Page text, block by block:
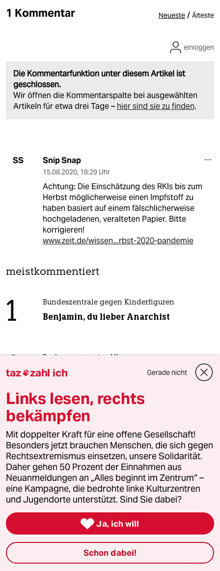
1 Kommentar Neueste / Älteste
Die Kommentarfunktion unter diesem Artikel ist
geschlossen.
Wir öffnen die Kommentarspalte bei ausgewählten
Artikeln für etwa drei Tage – hier sind sie zu finden.
einloggen
SS Snip Snap
15.08.2020, 18:29 Uhr
Achtung: Die Einschätzung des RKIs bis zum
Herbst möglicherweise einen Impfstoff zu
haben basiert auf einem fälschlicherweise
hochgeladenen, veralteten Papier. Bitte
korrigieren!
www.zeit.de/wissen...rbst-2020-pandemie
meistkommentiert
1 Bundeszentrale gegen Kinderfiguren
Benjamin, du lieber Anarchist
2 „Wir müssen Wagnisse eingehen“
3 Wehrplicht in Deutschland
Zwangsdienst ist nie gut, auch nicht für
eine gute Sache
4 Linken-Politikerin von Angern zur Rente
„Dem Kanzler ist der Osten egal“
5 Rennradfahren in der Hitze
Ist das unsolidarisch?
taz zahl ich Gerade nicht
Links lesen, rechts
bekämpfen
Mit doppelter Kraft für eine offene Gesellschaft!
Besonders jetzt brauchen Menschen, die sich gegen
Rechtsextremismus einsetzen, unsere Solidarität.
Daher gehen 50 Prozent der Einnahmen aus
Neuanmeldungen an „Alles beginnt im Zentrum“ –
eine Kampagne, die bedrohte linke Kulturzentren
und Jugendorte unterstützt. Sind Sie dabei?
 Ja, ich will
Schon dabei!